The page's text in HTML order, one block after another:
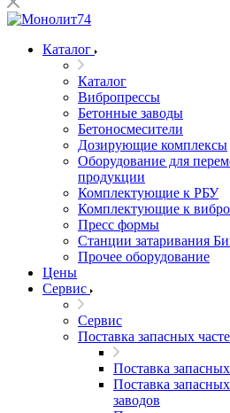
Каталог
Каталог
Вибропрессы
Бетонные заводы
Бетоносмесители
Дозирующие комплексы
Оборудование для
продукции
Комплектующие к РБУ
Комплектующие к
Пресс формы
Станции затаривания
Прочее оборудование
Цены
Сервис
Сервис
Поставка запасных
Поставка
Поставка
заводов